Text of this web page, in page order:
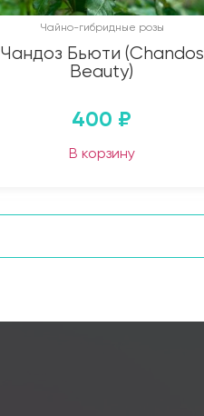
Чайно-гибридные розы
Чандоз Бьюти (Chandos
Beauty)
400 ₽
В корзину